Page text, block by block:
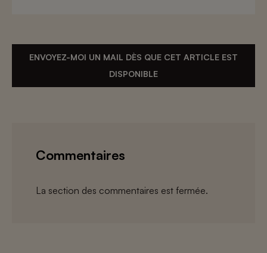
ENVOYEZ-MOI UN MAIL DÈS QUE CET ARTICLE EST
DISPONIBLE
Commentaires
La section des commentaires est fermée.